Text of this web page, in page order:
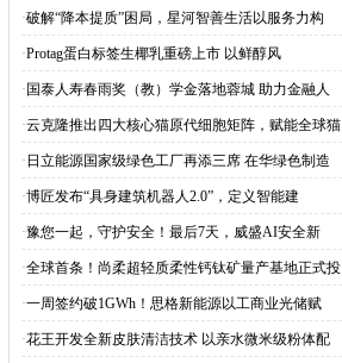
·破解“降本提质”困局，星河智善生活以服务力构
·Protag蛋白标签生椰乳重磅上市 以鲜醇风
· 国泰人寿春雨奖（教）学金落地蓉城 助力金融人
·云克隆推出四大核心猫原代细胞矩阵，赋能全球猫
· 日立能源国家级绿色工厂再添三席 在华绿色制造
·博匠发布“具身建筑机器人2.0”，定义智能建
·豫您一起，守护安全！最后7天，威盛AI安全新
·全球首条！尚柔超轻质柔性钙钛矿量产基地正式投
·一周签约破1GWh！思格新能源以工商业光储赋
·花王开发全新皮肤清洁技术 以亲水微米级粉体配